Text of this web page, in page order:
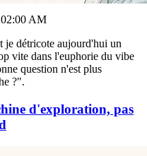
02:00 AM
je détricote aujourd'hui un
vite dans l'euphorie du vibe
question n'est plus
?".
d'exploration, pas